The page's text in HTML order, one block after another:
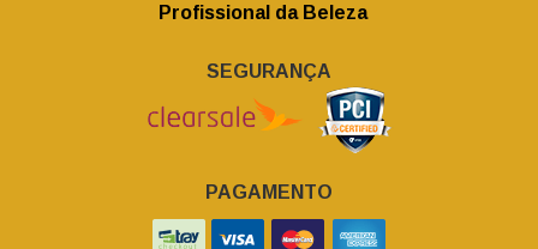
Profissional da Beleza
SEGURANÇA
PAGAMENTO